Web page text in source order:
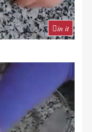
in it